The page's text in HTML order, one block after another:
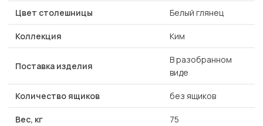
Цвет столешницы Белый глянец
Коллекция Ким
Поставка изделия
В разобранном
виде
Количество ящиков без ящиков
Вес, кг 75